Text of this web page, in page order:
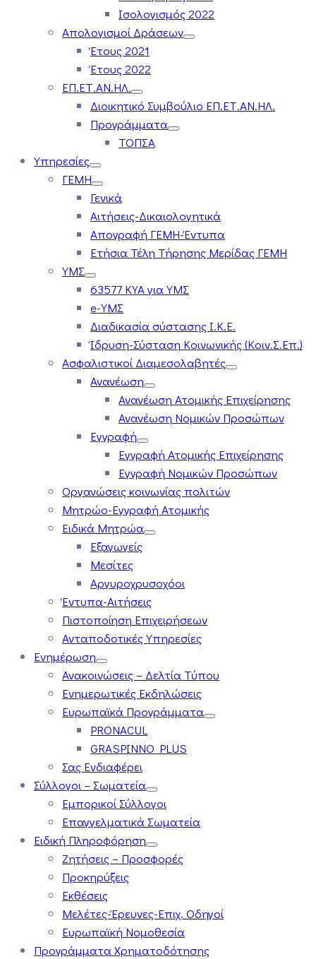
Ισολογισμός 2022
Απολογισμοί Δράσεων
Έτους 2021
Έτους 2022
ΕΠ.ΕΤ.ΑΝ.ΗΛ.
Διοικητικό Συμβούλιο ΕΠ.ΕΤ.ΑΝ.ΗΛ.
Προγράμματα
ΤΟΠΣΑ
Υπηρεσίες
ΓΕΜΗ
Γενικά
Αιτήσεις-Δικαιολογητικά
Απογραφή ΓΕΜΗ-Έντυπα
Ετήσια Τέλη Τήρησης Μερίδας ΓΕΜΗ
ΥΜΣ
63577 ΚΥΑ για ΥΜΣ
e-ΥΜΣ
Διαδικασία σύστασης Ι.Κ.Ε.
Ίδρυση-Σύσταση Κοινωνικής (Κοιν.Σ.Επ.)
Ασφαλιστικοί Διαμεσολαβητές
Ανανέωση
Ανανέωση Ατομικής Επιχείρησης
Ανανέωση Νομικών Προσώπων
Εγγραφή
Εγγραφή Ατομικής Επιχείρησης
Εγγραφή Νομικών Προσώπων
Οργανώσεις κοινωνίας πολιτών
Μητρώο-Εγγραφή Ατομικής
Ειδικά Μητρώα
Εξαγωγείς
Μεσίτες
Αργυροχρυσοχόοι
Έντυπα-Αιτήσεις
Πιστοποίηση Επιχειρήσεων
Ανταποδοτικές Υπηρεσίες
Ενημέρωση
Ανακοινώσεις – Δελτία Τύπου
Ενημερωτικές Εκδηλώσεις
Ευρωπαϊκά Προγράμματα
PRONACUL
GRASPINNO PLUS
Σας Ενδιαφέρει
Σύλλογοι – Σωματεία
Εμπορικοί Σύλλογοι
Επαγγελματικά Σωματεία
Ειδική Πληροφόρηση
Ζητήσεις – Προσφορές
Προκηρύξεις
Εκθέσεις
Μελέτες-Έρευνες-Επιχ. Οδηγοί
Ευρωπαϊκή Νομοθεσία
Προγράμματα Χρηματοδότησης